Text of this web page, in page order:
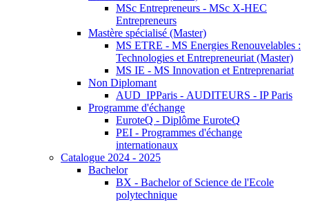
MSc Entrepreneurs - MSc X-HEC
Entrepreneurs
Mastère spécialisé (Master)
MS ETRE - MS Energies Renouvelables :
Technologies et Entrepreneuriat (Master)
MS IE - MS Innovation et Entreprenariat
Non Diplomant
AUD_IPParis - AUDITEURS - IP Paris
Programme d'échange
EuroteQ - Diplôme EuroteQ
PEI - Programmes d'échange
internationaux
Catalogue 2024 - 2025
Bachelor
BX - Bachelor of Science de l'Ecole
polytechnique